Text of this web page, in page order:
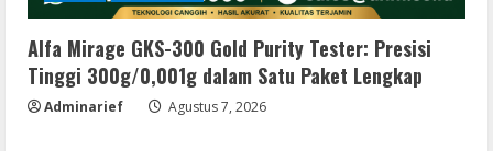
Alfa Mirage GKS-300 Gold Purity Tester: Presisi
Tinggi 300g/0,001g dalam Satu Paket Lengkap
Adminarief Agustus 7, 2026